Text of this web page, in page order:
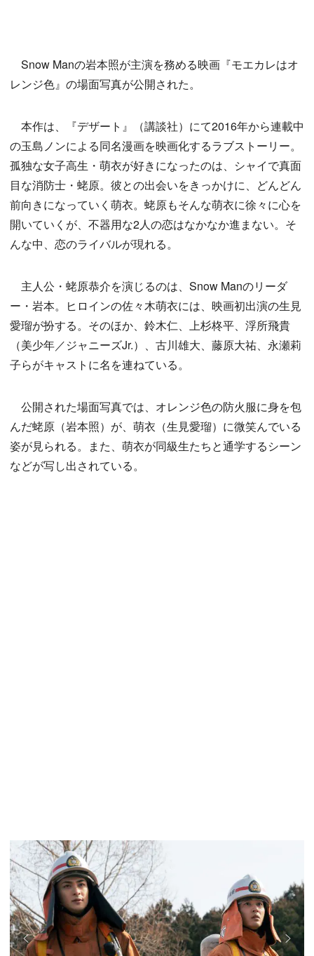
Snow Manの岩本照が主演を務める映画『モエカレはオ
レンジ色』の場面写真が公開された。
本作は、『デザート』（講談社）にて2016年から連載中
の玉島ノンによる同名漫画を映画化するラブストーリー。
孤独な女子高生・萌衣が好きになったのは、シャイで真面
目な消防士・蛯原。彼との出会いをきっかけに、どんどん
前向きになっていく萌衣。蛯原もそんな萌衣に徐々に心を
開いていくが、不器用な2人の恋はなかなか進まない。そ
んな中、恋のライバルが現れる。
主人公・蛯原恭介を演じるのは、Snow Manのリーダ
ー・岩本。ヒロインの佐々木萌衣には、映画初出演の生見
愛瑠が扮する。そのほか、鈴木仁、上杉柊平、浮所飛貴
（美少年／ジャニーズJr.）、古川雄大、藤原大祐、永瀬莉
子らがキャストに名を連ねている。
公開された場面写真では、オレンジ色の防火服に身を包
んだ蛯原（岩本照）が、萌衣（生見愛瑠）に微笑んでいる
姿が見られる。また、萌衣が同級生たちと通学するシーン
などが写し出されている。